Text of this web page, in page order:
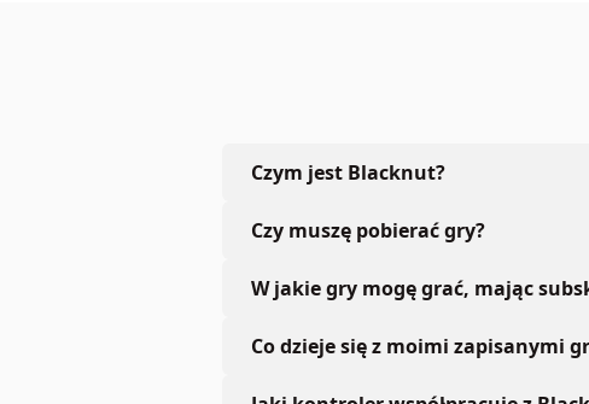
Czym jest Blacknut?
Czy muszę pobierać gry?
W jakie gry mogę grać, mając
Co dzieje się z moimi zapisanymi